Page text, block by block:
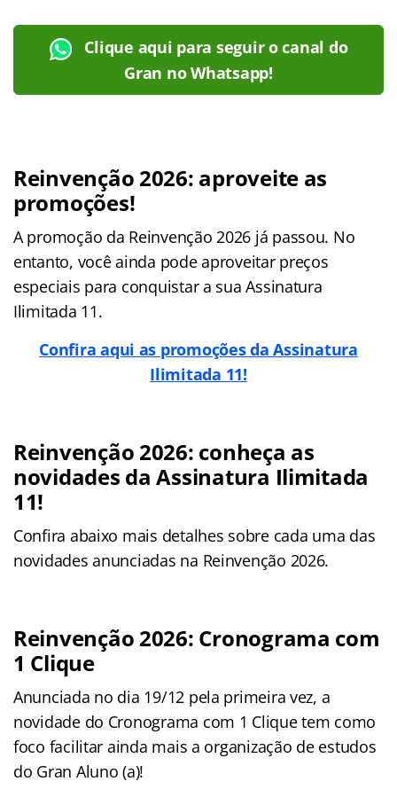
Clique aqui para seguir o canal do
Gran no Whatsapp!
Reinvenção 2026: aproveite as
promoções!
A promoção da Reinvenção 2026 já passou. No
entanto, você ainda pode aproveitar preços
especiais para conquistar a sua Assinatura
Ilimitada 11.
Confira aqui as promoções da Assinatura
Ilimitada 11!
Reinvenção 2026: conheça as
novidades da Assinatura Ilimitada
11!
Confira abaixo mais detalhes sobre cada uma das
novidades anunciadas na Reinvenção 2026.
Reinvenção 2026: Cronograma com
1 Clique
Anunciada no dia 19/12 pela primeira vez, a
novidade do Cronograma com 1 Clique tem como
foco facilitar ainda mais a organização de estudos
do Gran Aluno (a)!